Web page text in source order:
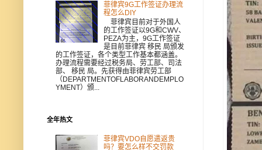
菲律宾9G工作签证办理流
程怎么DIY
菲律宾目前对于外国人
的工作签证以9G和CWV、
PEZA为主，9G工作签证
是目前菲律宾 移民 局颁发
的工作签证，各个类型工作基本都涵盖。
办理流程需要经过税务局、劳工部、司法
部、 移民 局。先获得由菲律宾劳工部
（DEPARTMENTOFLABORANDEMPLO
YMENT）颁...
全年热文
菲律宾VDO自愿遣返贵
吗？要怎么样不交罚款